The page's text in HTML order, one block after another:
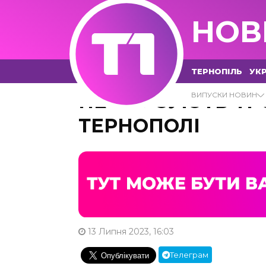
ТЕРНОПІЛЬ
ВИПУСКИ НОВИН
НЕ КУРСУЮТЬ
ТЕРНОПОЛІ
13 Липня 2023, 16:03
Телеграм